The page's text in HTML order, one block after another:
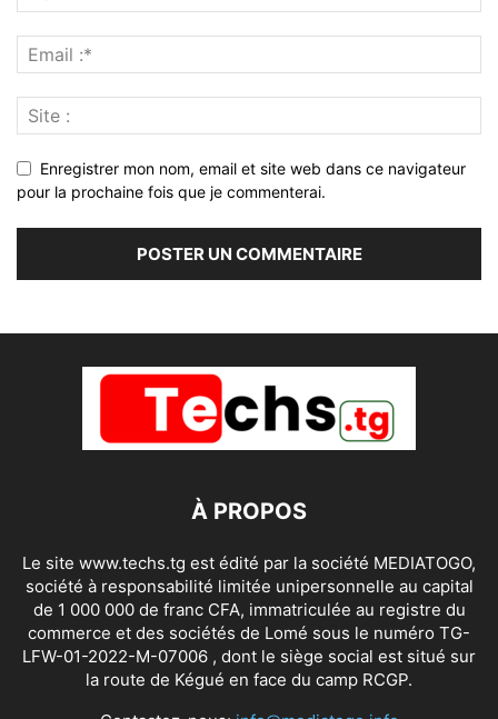
Enregistrer mon nom, email et site web dans ce navigateur
pour la prochaine fois que je commenterai.
À PROPOS
Le site www.techs.tg est édité par la société MEDIATOGO,
société à responsabilité limitée unipersonnelle au capital
de 1 000 000 de franc CFA, immatriculée au registre du
commerce et des sociétés de Lomé sous le numéro TG-
LFW-01-2022-M-07006 , dont le siège social est situé sur
la route de Kégué en face du camp RCGP.